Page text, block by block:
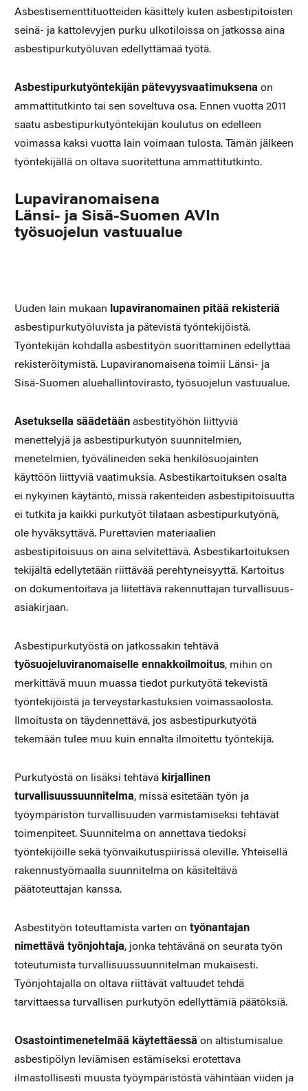
Asbestisementtituotteiden käsittely kuten asbesti­pitoisten
seinä- ja kattolevyjen purku ulkotiloissa on jatkossa aina
asbestipurkutyöluvan edellyttämää työtä.
Asbestipurkutyöntekijän pätevyysvaatimuksena on
ammattitutkinto tai sen soveltuva osa. Ennen vuotta 2011
saatu asbestipurkutyön­tekijän koulutus on edelleen
voimassa kaksi vuotta lain voimaan tulosta. Tämän jälkeen
työntekijällä on oltava suoritettuna ammat­titutkinto.
Lupaviranomaisena
Länsi- ja Sisä-Suomen AVIn
työsuojelun vastuualue
Uuden lain mukaan
lupaviranomainen pitää rekisteriä
asbestipurku­työluvista ja pätevistä työntekijöistä.
Työntekijän kohdalla asbesti­työn suorittaminen edellyttää
rekisteröitymistä. Lupaviranomaisena toimii Länsi- ja
Sisä-Suomen aluehallintovirasto, työsuojelun vastuualue.
Asetuksella säädetäänasbestityöhön liittyviä
menettelyjä ja asbes­tipurkutyön suunnitelmien,
menetelmien, työvälineiden sekä hen­kilösuojainten
käyttöön liittyviä vaatimuksia. Asbestikartoituksen osalta
ei nykyinen käytäntö, missä rakenteiden asbestipitoisuutta
ei tutkita ja kaikki purkutyöt tilataan asbestipurkutyönä,
ole hyväksyt­tävä. Purettavien materiaalien
asbestipitoisuus on aina selvitettävä. Asbestikartoituksen
tekijältä edellytetään riittävää perehtyneisyyttä. Kartoitus
on dokumentoitava ja liitettävä rakennuttajan turvallisuus­
asiakirjaan.
Asbestipurkutyöstä on jatkossakin tehtävä
työsuojeluviranomaiselle ennakkoilmoitus, mihin on
merkittävä muun muassa tiedot purku­työtä tekevistä
työntekijöistä ja terveystarkastuksien voimassaolos­ta.
Ilmoitusta on täydennettävä, jos asbestipurkutyötä
tekemään tulee muu kuin ennalta ilmoitettu työntekijä.
Purkutyöstä on lisäksi tehtävä kirjallinen
turvallisuussuunnitelma, missä esitetään työn ja
työympäristön turvallisuuden varmistami­seksi tehtävät
toimenpiteet. Suunnitelma on annettava tiedoksi
työntekijöille sekä työnvaikutuspiirissä oleville. Yhteisellä
raken­nustyömaalla suunnitelma on käsiteltävä
päätoteuttajan kanssa.
Asbestityön toteuttamista varten on työnantajan
nimettävä työnjohtaja, jonka tehtävänä on seurata työn
toteutumista turval­lisuussuunnitelman mukaisesti.
Työnjohtajalla on oltava riittävät valtuudet tehdä
tarvittaessa turvallisen purkutyön edellyttämiä päätöksiä.
Osastointimenetelmää käytettäessä on altistumisalue
asbesti­pölyn leviämisen estämiseksi erotettava
ilmastollisesti muusta työympäristöstä vähintään viiden ja